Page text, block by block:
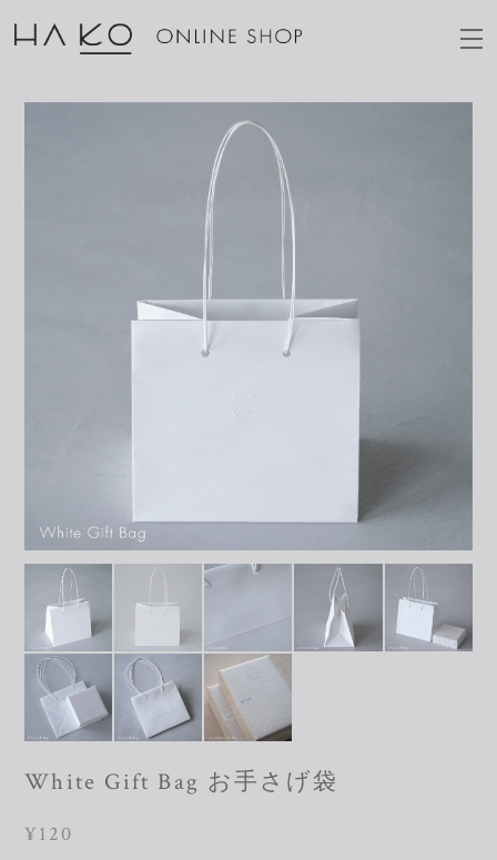
White Gift Bag お手さげ袋
¥120